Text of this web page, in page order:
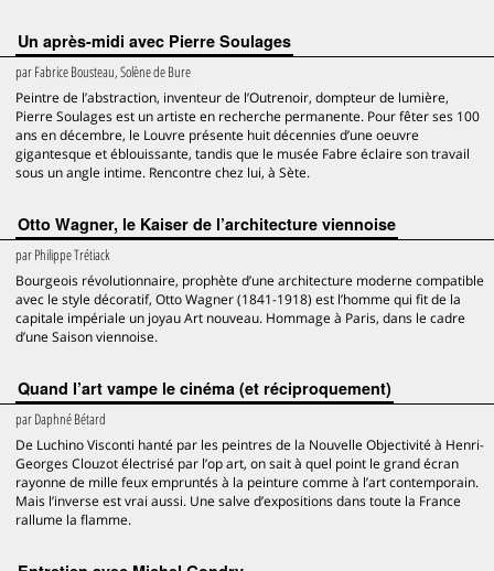
Un après-midi avec Pierre Soulages
parFabrice Bousteau, Solène de Bure
Peintre de l’abstraction, inventeur de l’Outrenoir, dompteur de lumière,
Pierre Soulages est un artiste en recherche permanente. Pour fêter ses 100
ans en décembre, le Louvre présente huit décennies d’une oeuvre
gigantesque et éblouissante, tandis que le musée Fabre éclaire son travail
sous un angle intime. Rencontre chez lui, à Sète.
Otto Wagner, le Kaiser de l’architecture viennoise
parPhilippe Trétiack
Bourgeois révolutionnaire, prophète d’une architecture moderne compatible
avec le style décoratif, Otto Wagner (1841-1918) est l’homme qui fit de la
capitale impériale un joyau Art nouveau. Hommage à Paris, dans le cadre
d’une Saison viennoise.
Quand l’art vampe le cinéma (et réciproquement)
parDaphné Bétard
De Luchino Visconti hanté par les peintres de la Nouvelle Objectivité à Henri-
Georges Clouzot électrisé par l’op art, on sait à quel point le grand écran
rayonne de mille feux empruntés à la peinture comme à l’art contemporain.
Mais l’inverse est vrai aussi. Une salve d’expositions dans toute la France
rallume la flamme.